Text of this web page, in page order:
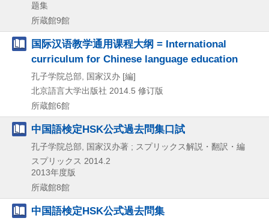
题集
所蔵館9館
国际汉语教学通用课程大纲 = International
curriculum for Chinese language education
孔子学院总部, 国家汉办 [編]
北京語言大学出版社 2014.5 修订版
所蔵館6館
中国語検定HSK公式過去問集口試
孔子学院总部, 国家汉办著 ; スプリックス解説・翻訳・編
スプリックス 2014.2
2013年度版
所蔵館8館
中国語検定HSK公式過去問集